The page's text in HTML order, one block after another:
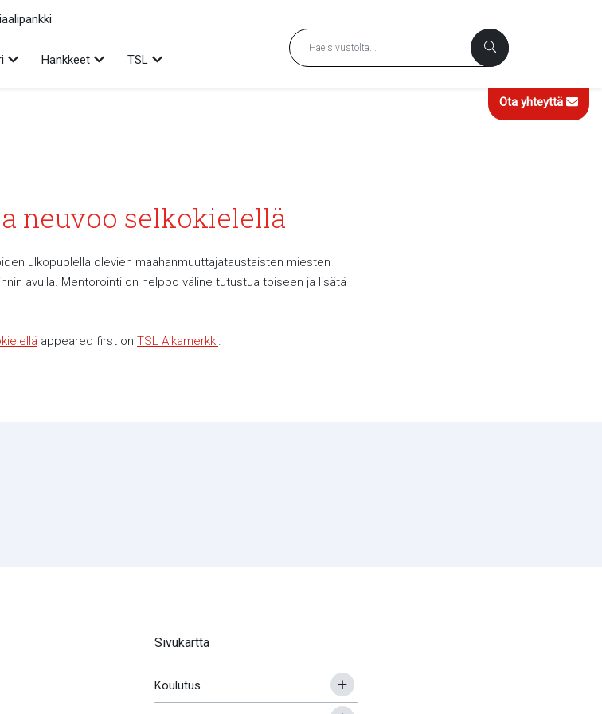
Avaa alavalikko
Hankkeet Avaa alavalikko
TSL Avaa alavalikko
Ota yhteyttä
neuvoo selkokielellä
ulkopuolella olevien maahanmuuttajataustaisten miesten
avulla. Mentorointi on helppo väline tutustua toiseen ja lisätä
appeared first on TSL Aikamerkki.
Sivukartta
Koulutus